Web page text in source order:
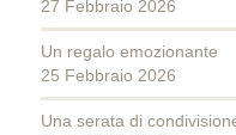
27 Febbraio 2026
Un regalo emozionante
25 Febbraio 2026
Una serata di